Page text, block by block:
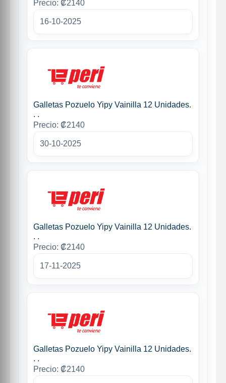
Precio: ₡2140
16-10-2025
Galletas Pozuelo Yipy Vainilla 12 Unidades.
. .
Precio: ₡2140
30-10-2025
Galletas Pozuelo Yipy Vainilla 12 Unidades.
. .
Precio: ₡2140
17-11-2025
Galletas Pozuelo Yipy Vainilla 12 Unidades.
. .
Precio: ₡2140